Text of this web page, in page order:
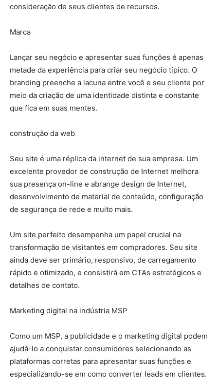
consideração de seus clientes de recursos.
Marca
Lançar seu negócio e apresentar suas funções é apenas
metade da experiência para criar seu negócio típico. O
branding preenche a lacuna entre você e seu cliente por
meio da criação de uma identidade distinta e constante
que fica em suas mentes.
construção da web
Seu site é uma réplica da internet de sua empresa. Um
excelente provedor de construção de Internet melhora
sua presença on-line e abrange design de Internet,
desenvolvimento de material de conteúdo, configuração
de segurança de rede e muito mais.
Um site perfeito desempenha um papel crucial na
transformação de visitantes em compradores. Seu site
ainda deve ser primário, responsivo, de carregamento
rápido e otimizado, e consistirá em CTAs estratégicos e
detalhes de contato.
Marketing digital na indústria MSP
Como um MSP, a publicidade e o marketing digital podem
ajudá-lo a conquistar consumidores selecionando as
plataformas corretas para apresentar suas funções e
especializando-se em como converter leads em clientes.